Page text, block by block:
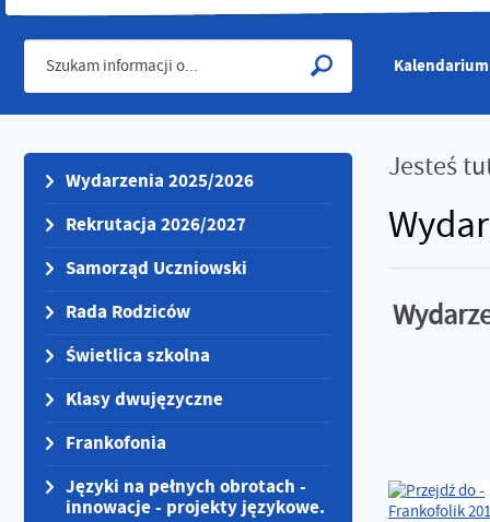
Wydarzenia 2025/2026
Rekrutacja 2026/2027
Samorząd Uczniowski
Rada Rodziców
Świetlica szkolna
Klasy dwujęzyczne
Frankofonia
Języki na pełnych obrotach -
innowacje - projekty językowe.
Jesteś